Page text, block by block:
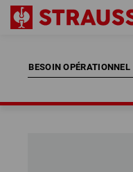
BESOIN OPÉRATIONNEL
BESOIN OPÉRATIONNEL